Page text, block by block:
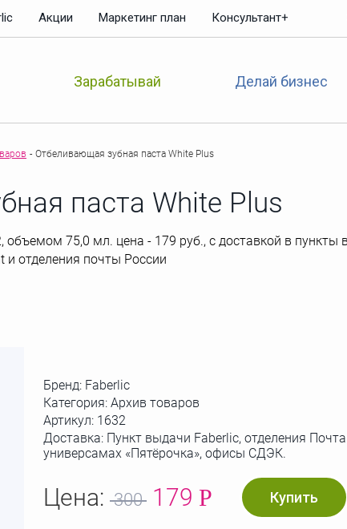
Акции Маркетинг план Консультант+
Зарабатывай Делай бизнес
- Отбеливающая зубная паста White Plus
паста White Plus
75,0 мл. цена - 179 руб., с доставкой в пункты
отделения почты России
Бренд: Faberlic
Категория: Архив товаров
Артикул: 1632
Доставка: Пункт выдачи Faberlic, отделения
универсамах «Пятёрочка», офисы СДЭК.
Цена: 300 179 Р Купить